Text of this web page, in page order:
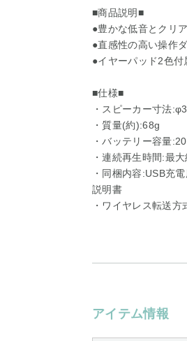
■商品説明■
●豊かな低音とクリ
●直感性の高い操作
●イヤーパッド2色付
■仕様■
・スピーカー寸法
・質量(約):68g
・バッテリー容量
・連続再生時間:最
・同梱内容:USB充
説明書
・ワイヤレス転送
アイテム情報